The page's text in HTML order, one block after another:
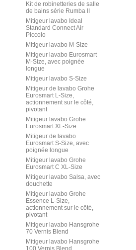
Kit de robinetteries de salle
de bains série Rumba II
Mitigeur lavabo Ideal
Standard Connect Air
Piccolo
Mitigeur lavabo M-Size
Mitigeur lavabo Eurosmart
M-Size, avec poignée
longue
Mitigeur lavabo S-Size
Mitigeur de lavabo Grohe
Eurosmart L-Size,
actionnement sur le côté,
pivotant
Mitigeur lavabo Grohe
Eurosmart XL-Size
Mitigeur de lavabo
Eurosmart S-Size, avec
poignée longue
Mitigeur lavabo Grohe
Eurosmart C XL-Size
Mitigeur lavabo Salsa, avec
douchette
Mitigeur lavabo Grohe
Essence L-Size,
actionnement sur le côté,
pivotant
Mitigeur lavabo Hansgrohe
70 Vernis Blend
Mitigeur lavabo Hansgrohe
100 Vernis Blend